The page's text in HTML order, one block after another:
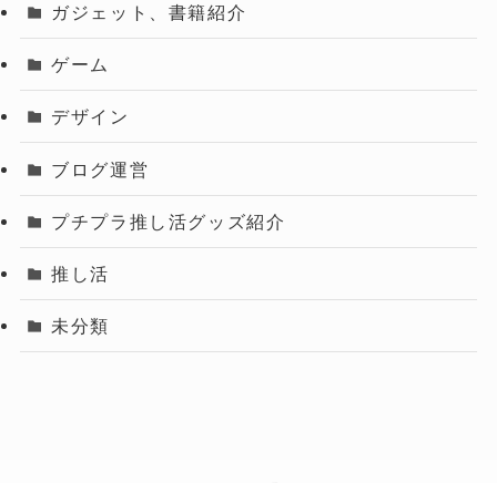
ガジェット、書籍紹介
ゲーム
デザイン
ブログ運営
プチプラ推し活グッズ紹介
推し活
未分類